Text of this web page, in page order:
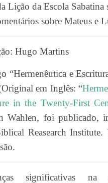
Lição da Escola Sabatina
sobre Mateus e
Hugo Martins
“Hermenêutica e
em Inglês: “
in the Twenty-First
Wahlen, foi publicado,
Reasearch Institute.
significativas na